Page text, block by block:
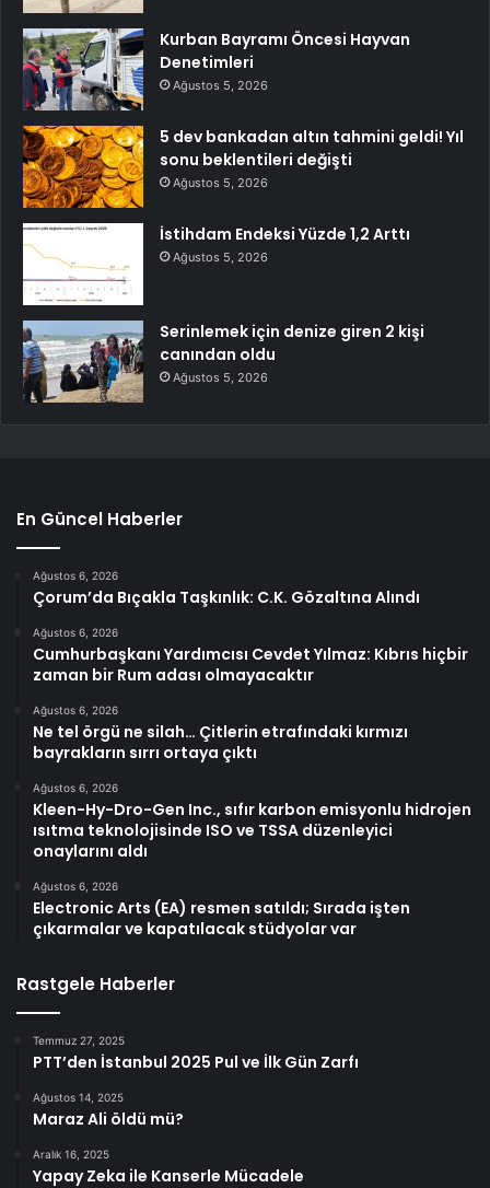
Kurban Bayramı Öncesi Hayvan
Denetimleri
Ağustos 5, 2026
5 dev bankadan altın tahmini geldi! Yıl
sonu beklentileri değişti
Ağustos 5, 2026
İstihdam Endeksi Yüzde 1,2 Arttı
Ağustos 5, 2026
Serinlemek için denize giren 2 kişi
canından oldu
Ağustos 5, 2026
En Güncel Haberler
Ağustos 6, 2026
Çorum’da Bıçakla Taşkınlık: C.K. Gözaltına Alındı
Ağustos 6, 2026
Cumhurbaşkanı Yardımcısı Cevdet Yılmaz: Kıbrıs hiçbir
zaman bir Rum adası olmayacaktır
Ağustos 6, 2026
Ne tel örgü ne silah… Çitlerin etrafındaki kırmızı
bayrakların sırrı ortaya çıktı
Ağustos 6, 2026
Kleen-Hy-Dro-Gen Inc., sıfır karbon emisyonlu hidrojen
ısıtma teknolojisinde ISO ve TSSA düzenleyici
onaylarını aldı
Ağustos 6, 2026
Electronic Arts (EA) resmen satıldı; Sırada işten
çıkarmalar ve kapatılacak stüdyolar var
Rastgele Haberler
Temmuz 27, 2025
PTT’den İstanbul 2025 Pul ve İlk Gün Zarfı
Ağustos 14, 2025
Maraz Ali öldü mü?
Aralık 16, 2025
Yapay Zeka ile Kanserle Mücadele